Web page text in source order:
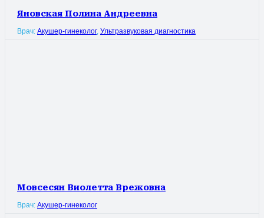
Яновская Полина Андреевна
Врач: Акушер-гинеколог, Ультразвуковая диагностика
Мовсесян Виолетта Врежовна
Врач: Акушер-гинеколог